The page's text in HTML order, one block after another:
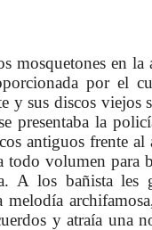
mosquetones en la
por el
y sus discos viejos
presentaba la
antiguos frente al
todo volumen para
A los bañista les
melodía
y atraía una